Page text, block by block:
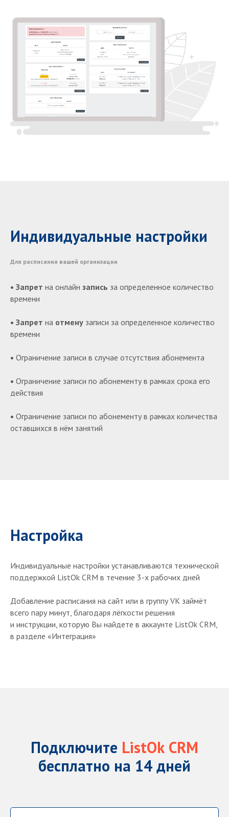
Индивидуальные настройки
Для расписания вашей организации
• Запрет на онлайн запись за определенное количество
времени
• Запрет на отмену записи за определенное количество
времени
• Ограничение записи в случае отсутствия абонемента
• Ограничение записи по абонементу в рамках срока его
действия
• Ограничение записи по абонементу в рамках количества
оставшихся в нём занятий
Настройка
Индивидуальные настройки устанавливаются технической
поддержкой ListOk CRM в течение 3-х рабочих дней
Добавление расписания на сайт или в группу VK займёт
всего пару минут, благодаря лёгкости решения
и инструкции, которую Вы найдете в аккаунте ListOk CRM,
в разделе «Интеграция»
Подключите ListOk CRM
бесплатно на 14 дней